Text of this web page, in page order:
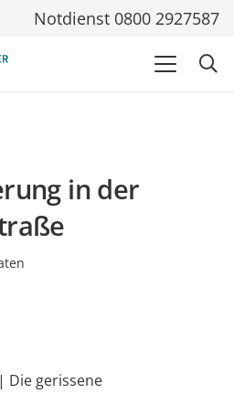
Notdienst 0800 2927587
in der
Die gerissene